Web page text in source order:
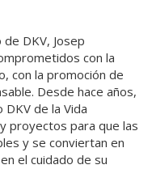
DKV, Josep
con la
con la promoción de
Desde hace años,
de la Vida
proyectos para que las
y se conviertan en
el cuidado de su